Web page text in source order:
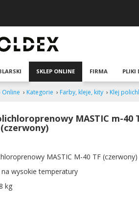
SKLEP ONLINE FIRMA PLIKI
Online › Kategorie › Farby, kleje, kity › Klej
MASTIC m-40
MASTIC M-40 TF (czerwony)
wysokie temperatury
kg